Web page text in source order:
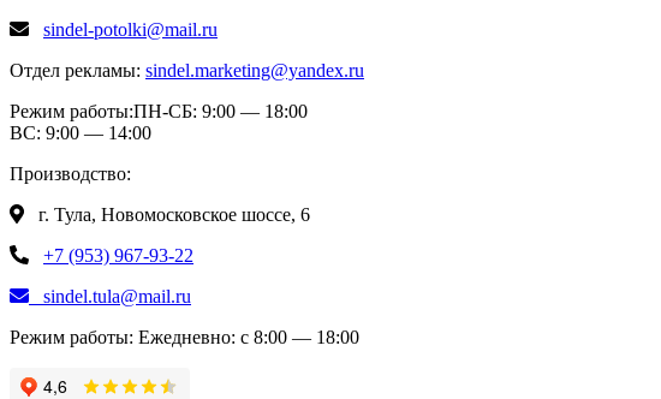
sindel-potolki@mail.ru
Отдел рекламы: sindel.marketing@yandex.ru
Режим работы:ПН-СБ: 9:00 — 18:00
ВС: 9:00 — 14:00
Производство:
г. Тула, Новомосковское шоссе, 6
+7 (953) 967-93-22
sindel.tula@mail.ru
Режим работы: Ежедневно: с 8:00 — 18:00